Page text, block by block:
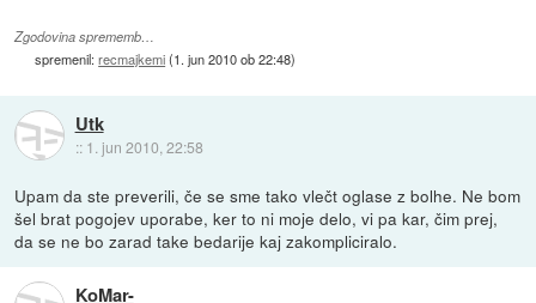
Zgodovina sprememb…
spremenil:recmajkemi(1. jun 2010 ob 22:48)
Utk
:: 1. jun 2010, 22:58
Upam da ste preverili, če se sme tako vlečt oglase z bolhe. Ne bom
šel brat pogojev uporabe, ker to ni moje delo, vi pa kar, čim prej,
da se ne bo zarad take bedarije kaj zakompliciralo.
KoMar-